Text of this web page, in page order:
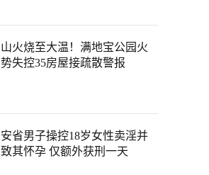
山火烧至大温！满地宝公园火
势失控35房屋接疏散警报
安省男子操控18岁女性卖淫并
致其怀孕 仅额外获刑一天